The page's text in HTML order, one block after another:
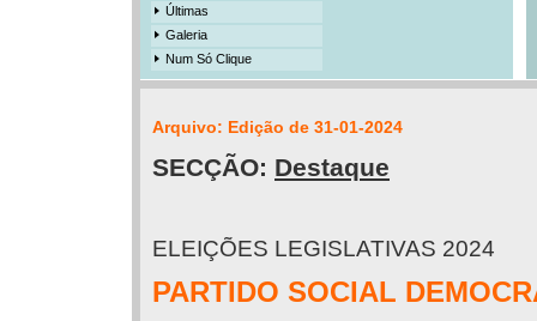
Últimas
Galeria
Num Só Clique
Arquivo: Edição de 31-01-2024
SECÇÃO: Destaque
ELEIÇÕES LEGISLATIVAS 2024
PARTIDO SOCIAL